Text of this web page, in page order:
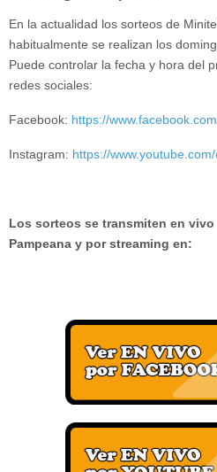
En la actualidad los sorteos de
habitualmente se realizan los
Puede controlar la fecha y hora del
redes sociales:
Facebook: https://
Instagram: https://
Los sorteos se transmiten en
Pampeana y por streaming en: